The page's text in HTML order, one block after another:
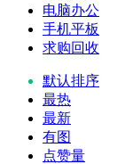
电脑办公
手机平板
求购回收
默认排序
最热
最新
有图
点赞量